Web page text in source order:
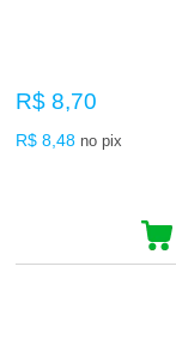
R$ 8,70
R$ 8,48 no pix